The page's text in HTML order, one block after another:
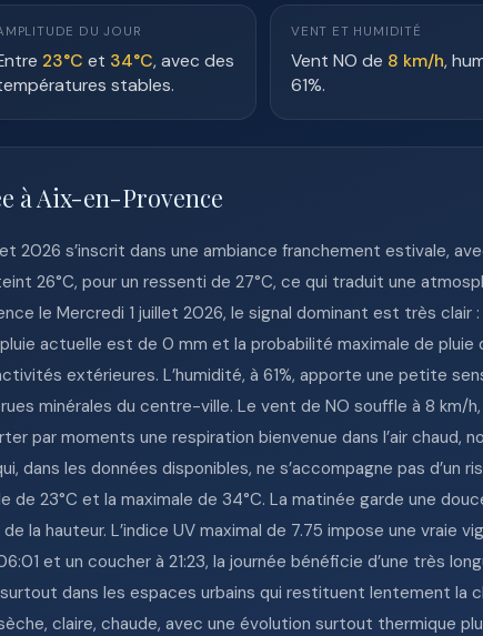
DU JOUR
23°C et 34°C, avec des
stables.
VENT ET HUMIDITÉ
Vent NO de 8 km/h,
61%.
à Aix-en-Provence
2026 s’inscrit dans une ambiance franchement estivale,
26°C, pour un ressenti de 27°C, ce qui traduit une
le Mercredi 1 juillet 2026, le signal dominant est très clair
actuelle est de 0 mm et la probabilité maximale de pluie
extérieures. L’humidité, à 61%, apporte une petite
minérales du centre-ville. Le vent de NO souffle à 8 km/h,
par moments une respiration bienvenue dans l’air chaud,
dans les données disponibles, ne s’accompagne pas d’un
de 23°C et la maximale de 34°C. La matinée garde une
la hauteur. L’indice UV maximal de 7.75 impose une vraie
et un coucher à 21:23, la journée bénéficie d’une très
dans les espaces urbains qui restituent lentement la
claire, chaude, avec une évolution surtout thermique